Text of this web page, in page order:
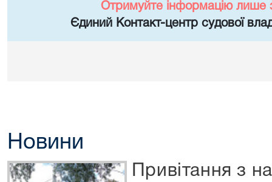
Отримуйте інформацію лише
Єдиний Контакт-центр судової
Новини
Привітання з